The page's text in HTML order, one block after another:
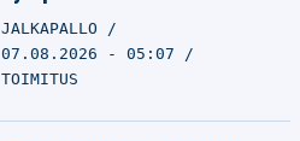
JALKAPALLO
07.08.2026 - 05:07
TOIMITUS